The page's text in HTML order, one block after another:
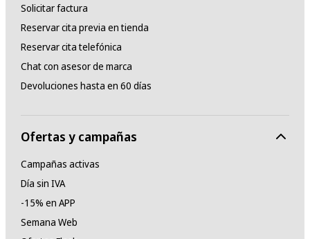
Solicitar factura
Reservar cita previa en tienda
Reservar cita telefónica
Chat con asesor de marca
Devoluciones hasta en 60 días
Ofertas y campañas
Campañas activas
Día sin IVA
-15% en APP
Semana Web